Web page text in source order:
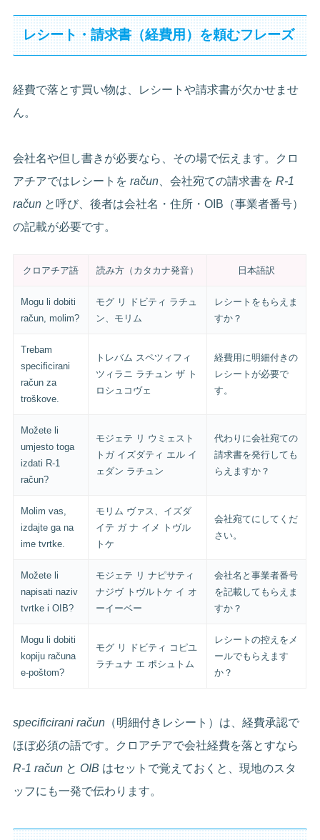
レシート・請求書（経費用）を頼むフレーズ
経費で落とす買い物は、レシートや請求書が欠かせませ
ん。
会社名や但し書きが必要なら、その場で伝えます。クロ
アチアではレシートをračun 、会社宛ての請求書をR-1
račun と呼び、後者は会社名・住所・OIB（事業者番号）
の記載が必要です。
クロアチア語 読み方（カタカナ発音） 日本語訳
Mogu li dobiti
račun, molim?
モグ リ ドビティ ラチュ
ン、モリム
レシートをもらえま
すか？
Trebam
specificirani
račun za
troškove.
トレバム スペツィフィ
ツィラニ ラチュン ザ ト
ロシュコヴェ
経費用に明細付きの
レシートが必要で
す。
Možete li
umjesto toga
izdati R-1
račun?
モジェテ リ ウミェスト
トガ イズダティ エル イ
ェダン ラチュン
代わりに会社宛ての
請求書を発行しても
らえますか？
Molim vas,
izdajte ga na
ime tvrtke.
モリム ヴァス、イズダ
イテ ガ ナ イメ トヴル
トケ
会社宛てにしてくだ
さい。
Možete li
napisati naziv
tvrtke i OIB?
モジェテ リ ナピサティ
ナジヴ トヴルトケ イ オ
ーイーベー
会社名と事業者番号
を記載してもらえま
すか？
Mogu li dobiti
kopiju računa
e-poštom?
モグ リ ドビティ コピユ
ラチュナ エ ポシュトム
レシートの控えをメ
ールでもらえます
か？
specificirani račun （明細付きレシート）は、経費承認で
ほぼ必須の語です。クロアチアで会社経費を落とすなら
R-1 račun と OIB はセットで覚えておくと、現地のスタ
ッフにも一発で伝わります。